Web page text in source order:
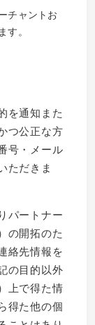
チャントお
す。
を通知また
つ公正な方
号・メール
ただきま
パートナー
の開拓のた
絡先情報を
の目的以外
上で得た情
得た他の個